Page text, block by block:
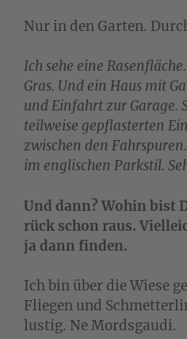
Nur in den Garten.
Ich sehe eine
Gras. Und ein Haus mit
und Einfahrt zur Garage.
teilweise gepflasterten
zwischen den
im englischen Parkstil.
Und dann? Wohin bist
rück schon raus.
ja dann finden.
Ich bin über die Wiese
Fliegen und
lustig. Ne Mordsgaudi.